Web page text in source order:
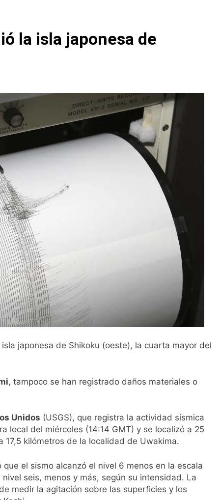
participa en primer Foro Meta RD 2036 con miras a
Santiago Hazim y otros seis implicados en caso SeNaSa
el oro en los 400 metros planos
plantea posición sobre proyecto de Ley General
la isla japonesa de
japonesa de Shikoku (oeste), la cuarta mayor del
, tampoco se han registrado daños materiales o
Unidos (USGS), que registra la actividad sísmica
local del miércoles (14:14 GMT) y se localizó a 25
kilómetros de la localidad de Uwakima.
el sismo alcanzó el nivel 6 menos en la escala
seis, menos y más, según su intensidad. La
medir la agitación sobre las superficies y los